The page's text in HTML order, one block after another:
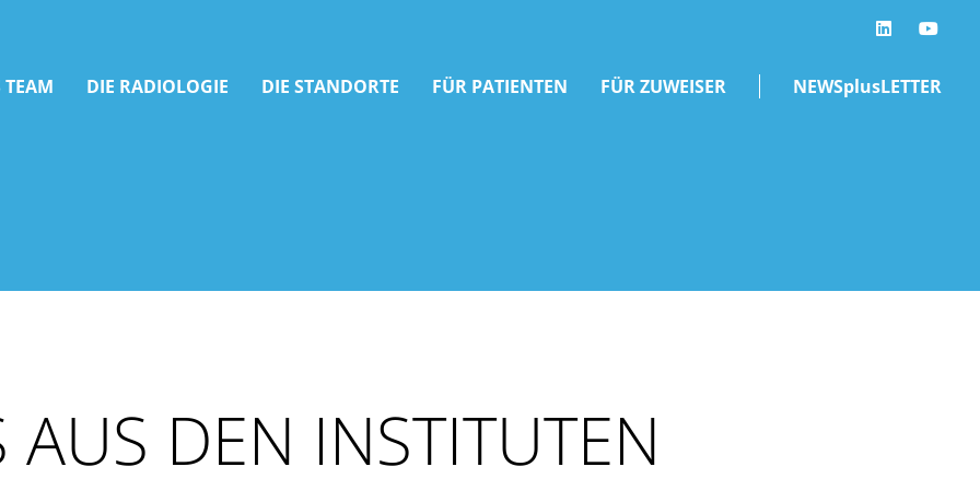
LinkedIn
TEAM DIE RADIOLOGIE DIE STANDORTE FÜR PATIENTEN FÜR ZUWEISER NEWSplusLETTER
AUS DEN INSTITUTEN